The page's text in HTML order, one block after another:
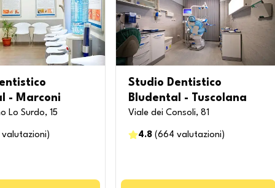
- Marconi
Lo Surdo, 15
valutazioni )
Studio Dentistico
Bludental - Tuscolana
Viale dei Consoli, 81
4.8(664 valutazioni )